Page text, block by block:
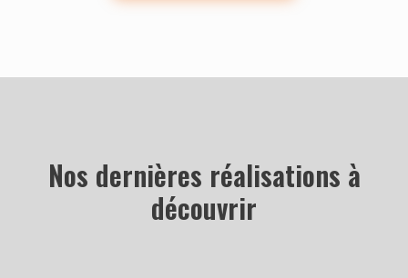
Nos dernières réalisations à
découvrir